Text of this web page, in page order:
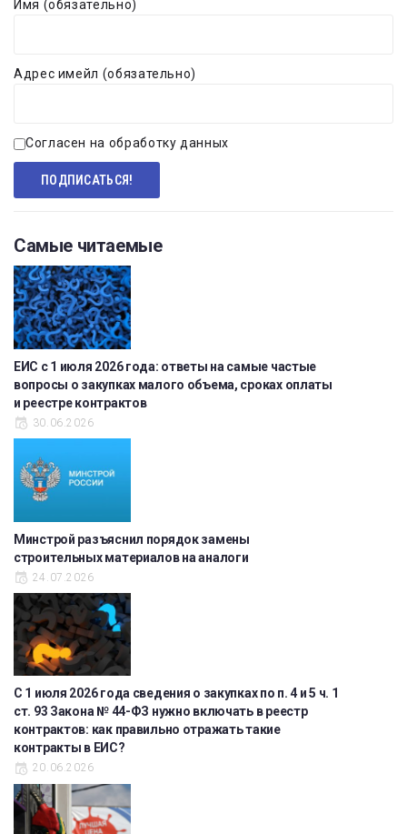
Имя (обязательно)
Адрес имейл (обязательно)
Согласен на обработку данных
Самые читаемые
ЕИС с 1 июля 2026 года: ответы на самые частые
вопросы о закупках малого объема, сроках оплаты
и реестре контрактов
30.06.2026
Минстрой разъяснил порядок замены
строительных материалов на аналоги
24.07.2026
С 1 июля 2026 года сведения о закупках по п. 4 и 5 ч. 1
ст. 93 Закона № 44-ФЗ нужно включать в реестр
контрактов: как правильно отражать такие
контракты в ЕИС?
20.06.2026